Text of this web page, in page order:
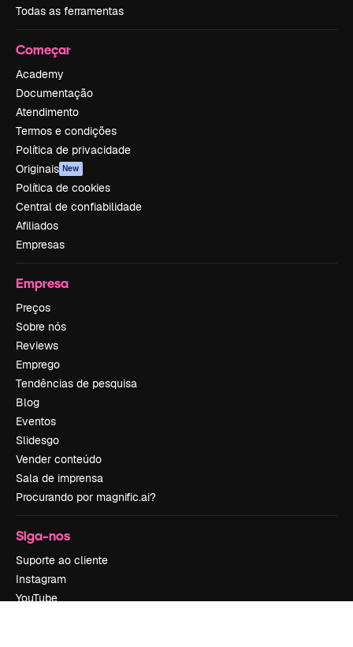
Todas as ferramentas
Começar
Academy
Documentação
Atendimento
Termos e condições
Política de privacidade
Originais New
Política de cookies
Central de confiabilidade
Afiliados
Empresas
Empresa
Preços
Sobre nós
Reviews
Emprego
Tendências de pesquisa
Blog
Eventos
Slidesgo
Vender conteúdo
Sala de imprensa
Procurando por magnific.ai?
Siga-nos
Suporte ao cliente
Instagram
YouTube